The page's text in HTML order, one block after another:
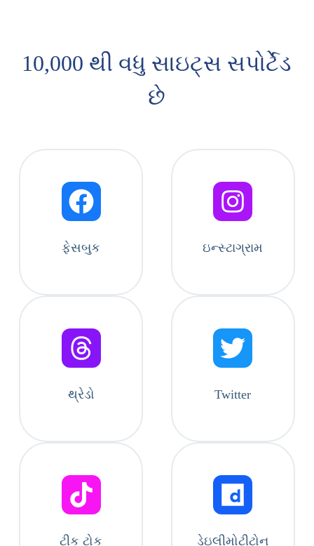
10,000 થી વધુ સાઇટ્સ સપોર્ટેડ
છે
ફેસબુક ઇન્સ્ટાગ્રામ
થ્રેડો Twitter
ટીક ટોક ડેઇલીમોટીટોન